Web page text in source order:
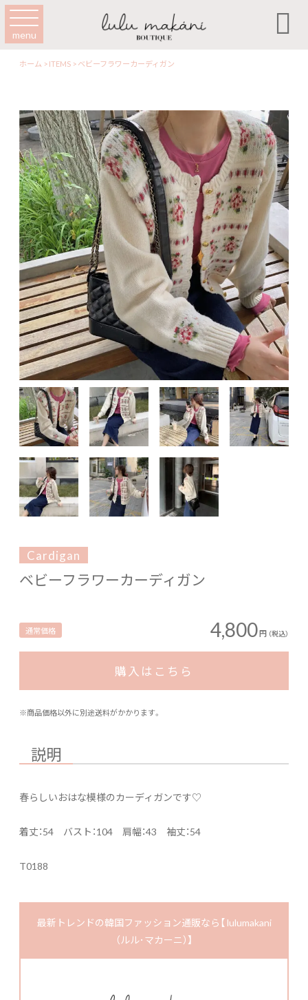
menu 
ホーム >ITEMS >ベビーフラワーカーディガン
Cardigan
ベビーフラワーカーディガン
通常価格 4,800円 （税込）
購入はこちら
※商品価格以外に別途送料がかかります。
説明
春らしいおはな模様のカーディガンです♡
着丈：54 バスト：104 肩幅：43 袖丈：54
T0188
最新トレンドの韓国ファッション通販なら【 lulumakani
（ルル･マカーニ）】